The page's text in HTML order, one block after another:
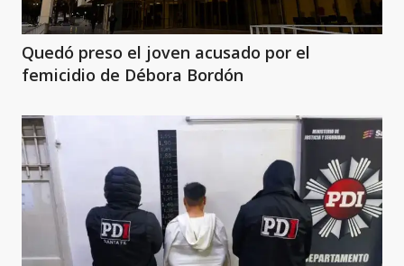
Quedó preso el joven acusado por el
femicidio de Débora Bordón